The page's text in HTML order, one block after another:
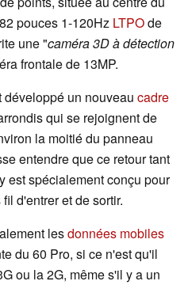
pouces 1-120Hz LTPOde
une "caméra 3D à détection
frontale de 13MP.
développé un nouveau cadre
qui se rejoignent de
la moitié du panneau
entendre que ce retour tant
est spécialement conçu pour
d'entrer et de sortir.
lesdonnées mobiles
du 60 Pro, si ce n'est qu'il
ou la 2G, même s'il y a un